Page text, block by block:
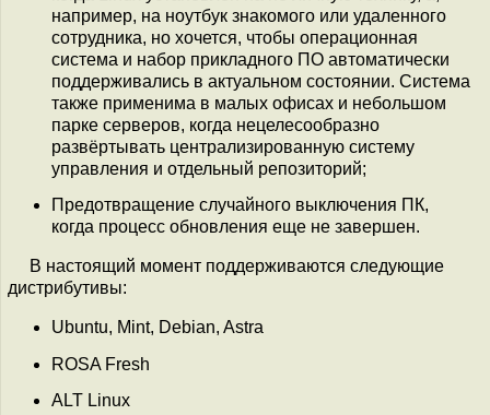
например, на ноутбук знакомого или удаленного
сотрудника, но хочется, чтобы операционная
система и набор прикладного ПО автоматически
поддерживались в актуальном состоянии. Система
также применима в малых офисах и небольшом
парке серверов, когда нецелесообразно
развёртывать централизированную систему
управления и отдельный репозиторий;
Предотвращение случайного выключения ПК,
когда процесс обновления еще не завершен.
В настоящий момент поддерживаются следующие
дистрибутивы:
Ubuntu, Mint, Debian, Astra
ROSA Fresh
ALT Linux